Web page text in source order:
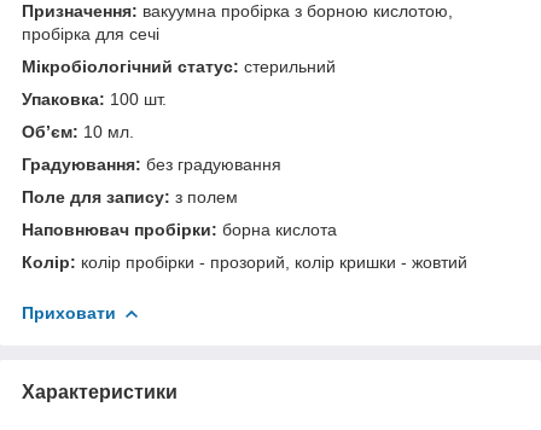
Призначення: вакуумна пробірка з борною кислотою,
пробірка для сечі
Мікробіологічний статус: стерильний
Упаковка: 100 шт.
Об’єм: 10 мл.
Градуювання: без градуювання
Поле для запису: з полем
Наповнювач пробірки: борна кислота
Колір: колір пробірки - прозорий, колір кришки - жовтий
Приховати
Характеристики